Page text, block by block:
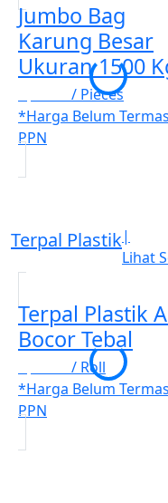
Jumbo Bag
Karung Besar
Ukuran 1500
/ Pieces
*Harga Belum
PPN
Terpal Plastik|
Lihat
Terpal Plastik
Bocor Tebal
/ Roll
*Harga Belum
PPN